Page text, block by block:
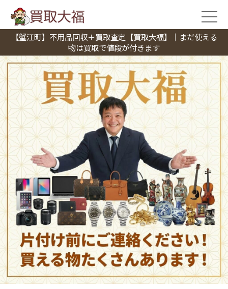
【蟹江町】不用品回収＋買取査定【買取大福】｜まだ使える
物は買取で値段が付きます
2024/01/30
出張買取はトラブルが多い？悪徳業者の見分け方
と回避・対処法…
2024/01/30
片付け業者の費用相場は？間取り別の料金目安と
業者選びのポイ…